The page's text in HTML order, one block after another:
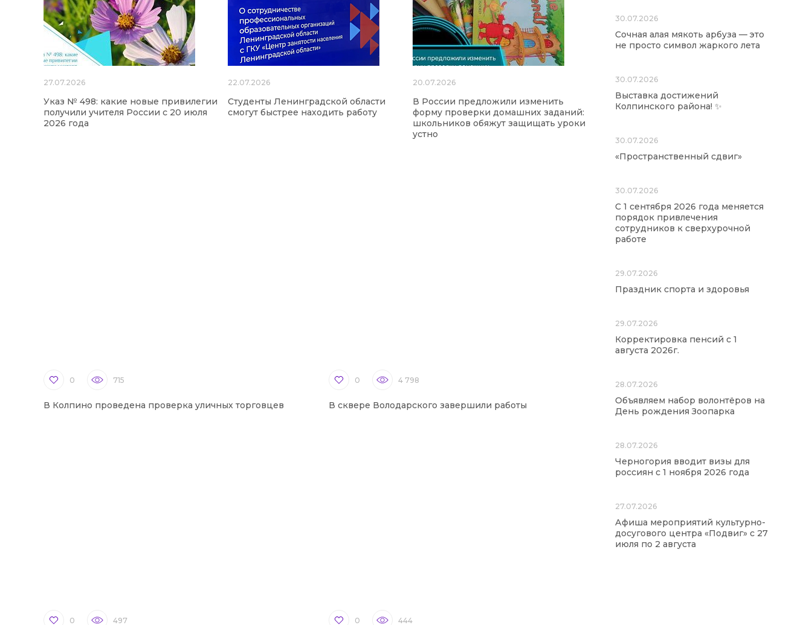
27.07.2026
Указ № 498: какие новые привилегии
получили учителя России с 20 июля
2026 года
22.07.2026
Студенты Ленинградской области
смогут быстрее находить работу
20.07.2026
В России предложили изменить
форму проверки домашних заданий:
школьников обяжут защищать уроки
устно
0 715
В Колпино проведена проверка уличных торговцев
0 4 798
В сквере Володарского завершили работы
0 497 0 444
30.07.2026
Сочная алая мякоть арбуза — это
не просто символ жаркого лета
30.07.2026
Выставка достижений
Колпинского района! ✨
30.07.2026
«Пространственный сдвиг»
30.07.2026
С 1 сентября 2026 года меняется
порядок привлечения
сотрудников к сверхурочной
работе
29.07.2026
Праздник спорта и здоровья
29.07.2026
Корректировка пенсий с 1
августа 2026г.
28.07.2026
Объявляем набор волонтёров на
День рождения Зоопарка
28.07.2026
Черногория вводит визы для
россиян с 1 ноября 2026 года
27.07.2026
Афиша мероприятий культурно-
досугового центра «Подвиг» с 27
июля по 2 августа